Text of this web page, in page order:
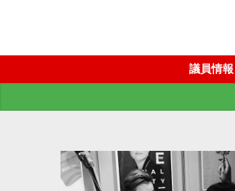
議員情報